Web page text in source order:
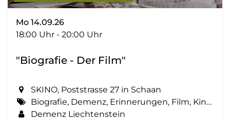
Mo 14.09.26
18:00 Uhr - 20:00 Uhr
"Biografie - Der Film"
SKINO, Poststrasse 27 in Schaan
Biografie, Demenz, Erinnerungen, Film, Kino, Lebensgeschichte, Zemma tua - Senioren gemeinsam aktiv
Demenz Liechtenstein